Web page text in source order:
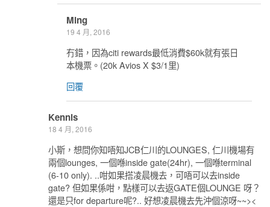
Ming
19 4 月, 2016
冇錯，因為citi rewards最低消費$60k就有張日
本機票。(20k Avios X $3/1里)
回覆
Kennis
18 4 月, 2016
小斯，想問你知唔知JCB仁川的LOUNGES, 仁川機場有
兩個lounges, 一個喺inside gate(24hr), 一個喺terminal
(6-10 only). ..咁如果搭凌晨機去，可唔可以去inside
gate? 但如果係咁，點樣可以去返GATE個LOUNGE 呀？
還是只for departure呢?.. 好想凌晨機去先沖個涼呀~~><